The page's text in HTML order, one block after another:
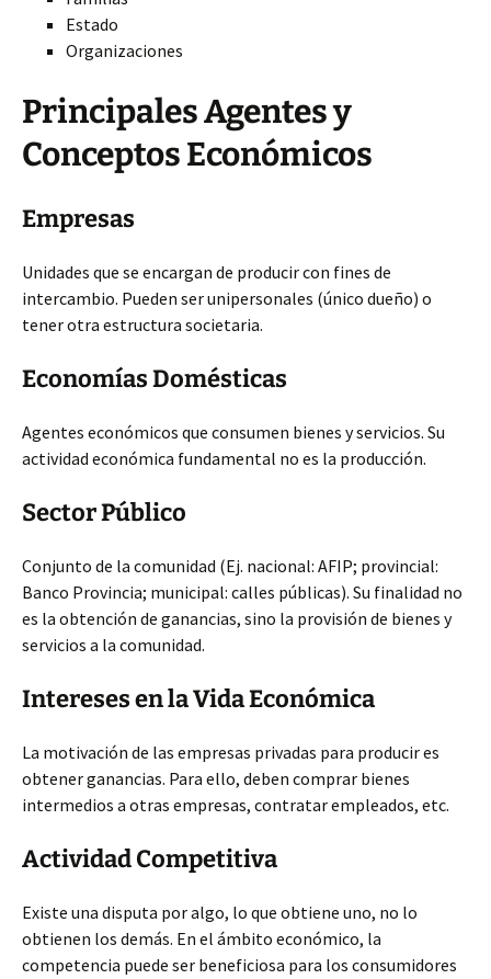
Estado
Organizaciones
Principales Agentes y
Conceptos Económicos
Empresas
Unidades que se encargan de producir con fines de
intercambio. Pueden ser unipersonales (único dueño) o
tener otra estructura societaria.
Economías Domésticas
Agentes económicos que consumen bienes y servicios. Su
actividad económica fundamental no es la producción.
Sector Público
Conjunto de la comunidad (Ej. nacional: AFIP; provincial:
Banco Provincia; municipal: calles públicas). Su finalidad no
es la obtención de ganancias, sino la provisión de bienes y
servicios a la comunidad.
Intereses en la Vida Económica
La motivación de las empresas privadas para producir es
obtener ganancias. Para ello, deben comprar bienes
intermedios a otras empresas, contratar empleados, etc.
Actividad Competitiva
Existe una disputa por algo, lo que obtiene uno, no lo
obtienen los demás. En el ámbito económico, la
competencia puede ser beneficiosa para los consumidores